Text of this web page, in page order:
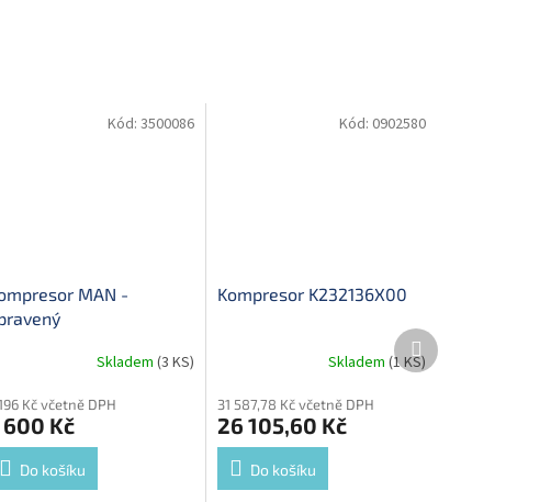
MAN -
Skladem(3 KS)
Kč včetně DPH
600 Kč
Do košíku
Kód:3500086
Kompresor K232136X00
Skladem (1 KS)
31 587,78 Kč včetně DPH
26 105,60 Kč
Do košíku
Kód: 0902580
Další
produkt